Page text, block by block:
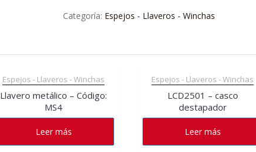
Categoría: Espejos - Llaveros - Winchas
Espejos - Llaveros - Winchas
Llavero metálico – Código:
MS4
Leer más
Espejos - Llaveros - Winchas
LCD2501 – casco
destapador
Leer más